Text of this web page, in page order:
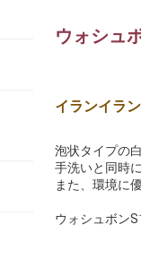
ウォシュ
イランイラ
泡状タイプの
手洗いと同時
また、環境に
ウォシュボン